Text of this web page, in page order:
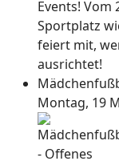
Events! Vom
Sportplatz
feiert mit,
ausrichtet!
Montag, 19